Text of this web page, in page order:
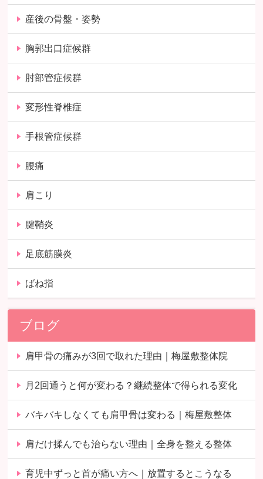
産後の骨盤・姿勢
胸郭出口症候群
肘部管症候群
変形性脊椎症
手根管症候群
腰痛
肩こり
腱鞘炎
足底筋膜炎
ばね指
ブログ
肩甲骨の痛みが3回で取れた理由｜梅屋敷整体院
月2回通うと何が変わる？継続整体で得られる変化
バキバキしなくても肩甲骨は変わる｜梅屋敷整体
肩だけ揉んでも治らない理由｜全身を整える整体
育児中ずっと首が痛い方へ｜放置するとこうなる